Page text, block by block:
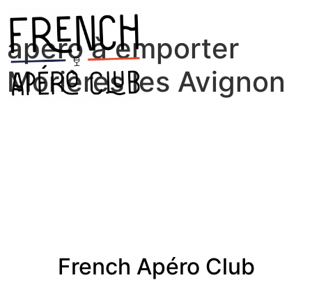
apero à emporter
Morières les Avignon
French Apéro Club